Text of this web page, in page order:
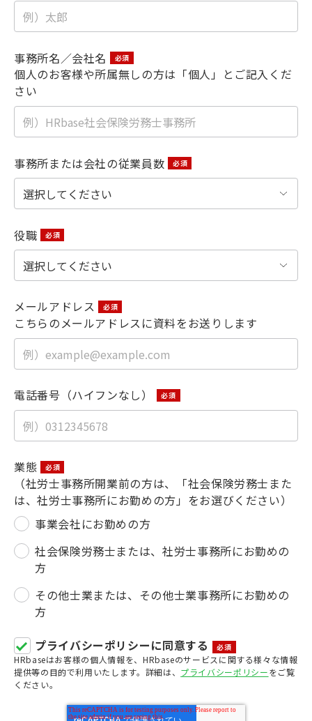
事務所名／会社名
個人のお客様や所属無しの方は「個人」とご記入くだ
さい
事務所または会社の従業員数
役職
メールアドレス
こちらのメールアドレスに資料をお送りします
電話番号（ハイフンなし）
業態
（社労士事務所開業前の方は、「社会保険労務士また
は、社労士事務所にお勤めの方」をお選びください）
事業会社にお勤めの方
社会保険労務士または、社労士事務所にお勤めの
方
その他士業または、その他士業事務所にお勤めの
方
プライバシーポリシーに同意する
HRbaseはお客様の個人情報を、HRbaseのサービスに関する様々な情報
提供等の目的で利用いたします。詳細は、 プライバシーポリシーをご覧
ください。